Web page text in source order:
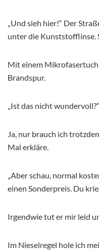
„Und sieh hier!“ Der
unter die Kunststofflinse.
Mit einem Mikrofasertuch
Brandspur.
„Ist das nicht wundervoll?“
Ja, nur brauch ich
Mal erkläre.
„Aber schau, normal
einen Sonderpreis. Du
Irgendwie tut er mir leid
Im Nieselregel hole ich